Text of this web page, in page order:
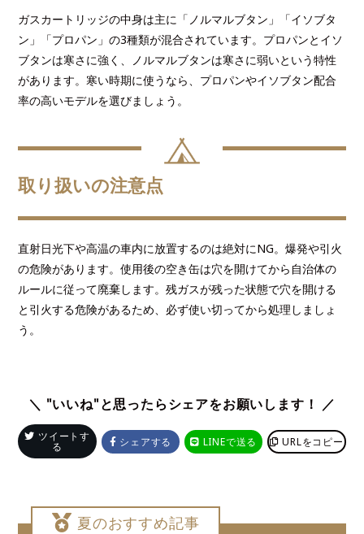
ガスカートリッジの中身は主に「ノルマルブタン」「イソブタ
ン」「プロパン」の3種類が混合されています。プロパンとイソ
ブタンは寒さに強く、ノルマルブタンは寒さに弱いという特性
があります。寒い時期に使うなら、プロパンやイソブタン配合
率の高いモデルを選びましょう。
取り扱いの注意点
直射日光下や高温の車内に放置するのは絶対にNG。爆発や引火
の危険があります。使用後の空き缶は穴を開けてから自治体の
ルールに従って廃棄します。残ガスが残った状態で穴を開ける
と引火する危険があるため、必ず使い切ってから処理しましょ
う。
＼ "いいね"と思ったらシェアをお願いします！ ／
ツイートす
る シェアする LINEで送る URLをコピー
夏のおすすめ記事